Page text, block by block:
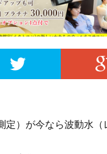
定）が今なら波動水